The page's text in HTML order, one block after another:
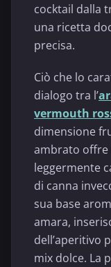
cocktail dalla
una ricetta
precisa.
Ciò che lo
dialogo tra l’
vermouth
dimensione
ambrato offre
leggermente
di canna
sua base
amara,
dell’aperitivo
mix dolce. La